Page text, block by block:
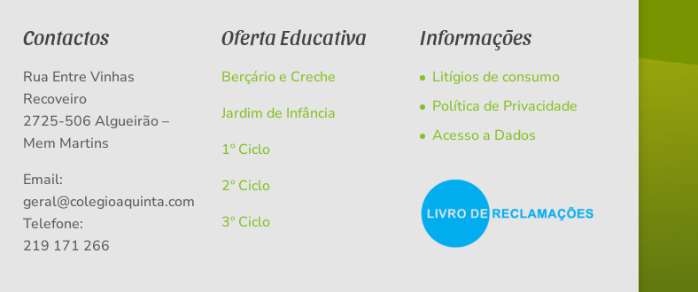
Contactos
Rua Entre Vinhas
Recoveiro
2725-506 Algueirão –
Mem Martins
Email:
geral@colegioaquinta.com
Telefone:
219 171 266
Oferta Educativa
Berçário e Creche
Jardim de Infância
1º Ciclo
2º Ciclo
3º Ciclo
Informações
Litígios de consumo
Política de Privacidade
Acesso a Dados